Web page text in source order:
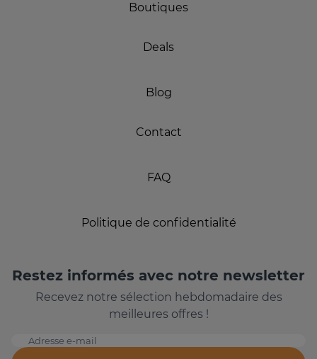
Boutiques
Deals
Blog
Contact
FAQ
Politique de confidentialité
Restez informés avec notre newsletter
Recevez notre sélection hebdomadaire des
meilleures offres !
Adresse e-mail